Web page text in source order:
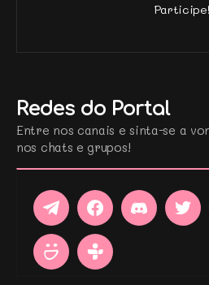
Participe!
Redes do Portal
Entre nos canais e sinta-se a
nos chats e grupos!